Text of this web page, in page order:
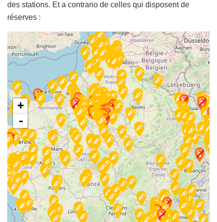
des stations. Et a contrario de celles qui disposent de
réserves :